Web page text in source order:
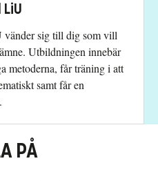
sig till dig som vill
Utbildningen innebär
metoderna, får träning i att
samt får en
PÅ